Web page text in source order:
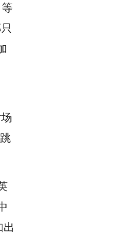
出